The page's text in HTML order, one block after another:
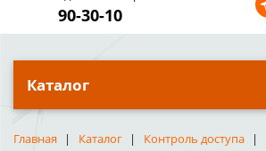
90-30-10
Каталог
Главная Каталог Контроль доступа